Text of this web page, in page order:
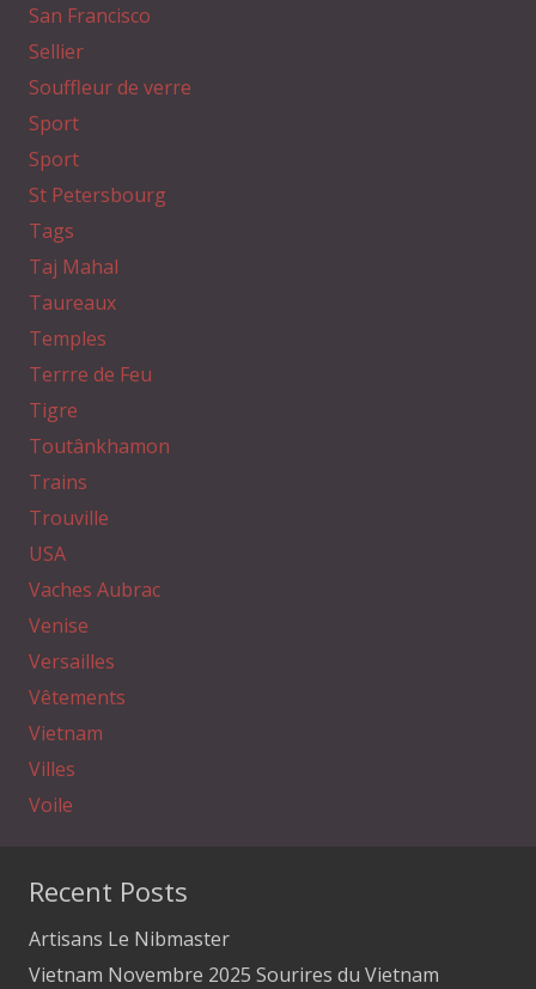
San Francisco
Sellier
Souffleur de verre
Sport
Sport
St Petersbourg
Tags
Taj Mahal
Taureaux
Temples
Terrre de Feu
Tigre
Toutânkhamon
Trains
Trouville
USA
Vaches Aubrac
Venise
Versailles
Vêtements
Vietnam
Villes
Voile
Recent Posts
Artisans Le Nibmaster
Vietnam Novembre 2025 Sourires du Vietnam